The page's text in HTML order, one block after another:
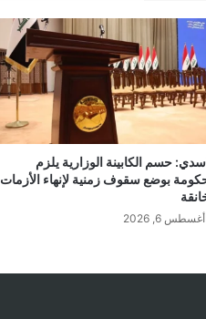
حسم الكابينة الوزارية يلزم
بوضع سقوف زمنية لإنهاء الأزمات
أغسطس 6, 2026